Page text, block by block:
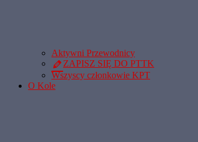
Aktywni Przewodnicy
ZAPISZ SIĘ DO PTTK
Wszyscy członkowie KPT
O Kole